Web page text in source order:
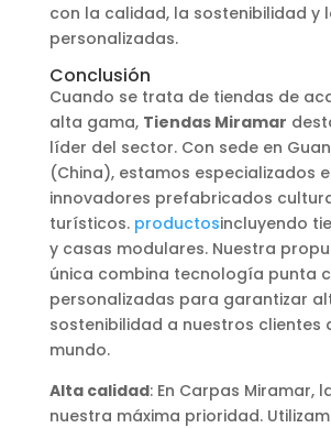
con la calidad, la sostenibilidad y
personalizadas.
Conclusión
Cuando se trata de tiendas de
alta gama, Tiendas Miramar
líder del sector. Con sede en
(China), estamos especializados
innovadores prefabricados
turísticos. productosincluyendo
y casas modulares. Nuestra
única combina tecnología punta
personalizadas para garantizar
sostenibilidad a nuestros clientes
mundo.
Alta calidad: En Carpas Miramar,
nuestra máxima prioridad.